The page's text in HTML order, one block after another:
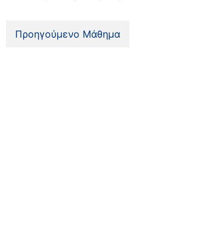
Προηγούμενο Μάθημα